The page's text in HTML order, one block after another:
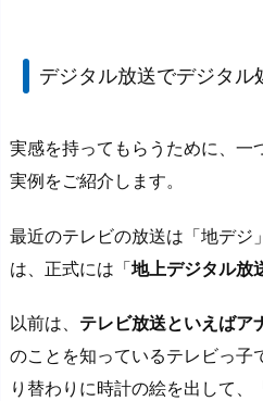
デジタル放送でデジタル
実感を持ってもらうために、一
実例をご紹介します。
最近のテレビの放送は「地デジ
は、正式には「地上デジタル放
以前は、 テレビ放送といえばア
のことを知っているテレビっ子
り替わりに時計の絵を出して